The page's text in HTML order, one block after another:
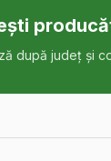
după județ și